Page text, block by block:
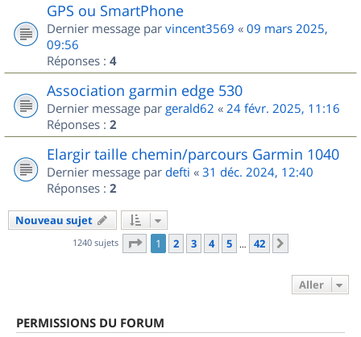
GPS ou SmartPhone
Dernier message par vincent3569 « 09 mars 2025,
09:56
Réponses : 4
Association garmin edge 530
Dernier message par gerald62 « 24 févr. 2025, 11:16
Réponses : 2
Elargir taille chemin/parcours Garmin 1040
Dernier message par defti « 31 déc. 2024, 12:40
Réponses : 2
Nouveau sujet
1240 sujets Page 1sur
1 2 3 4 5 … 42
Aller
PERMISSIONS DU FORUM